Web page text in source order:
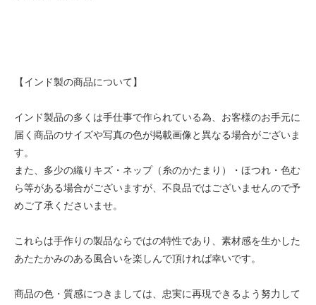
【インド製の商品について】
インド製品の多くは手仕事で作られている為、お客様のお手元に
届く商品のサイズや写真の色が掲載画像と異なる場合がございま
す。
また、多少の織りキズ・ネップ（糸のかたまり）・ほつれ・色む
ら等がある場合がございますが、不良品ではございませんので予
めご了承くださいませ。
これらは手作りの製品ならではの特性であり、素材感を生かした
あたたかみのある風合いを楽しんで頂ければ幸いです。
商品の色・質感につきましては、忠実に再現できるよう努力して